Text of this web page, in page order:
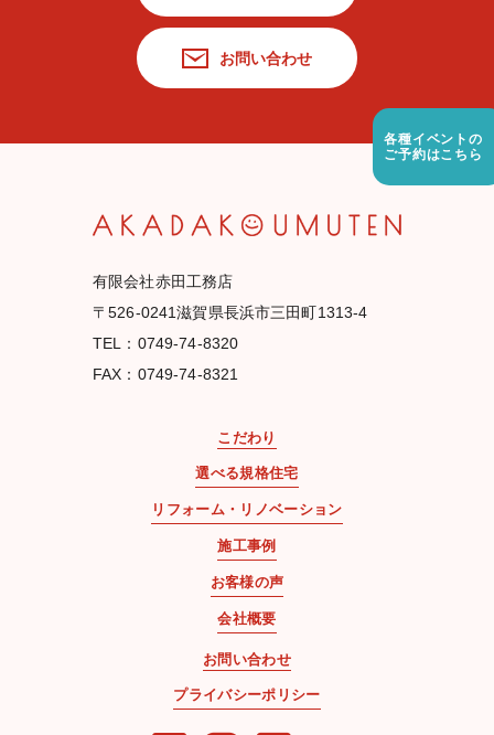
各種イベントの
ご予約はこちら
お問い合わせ
有限会社赤田工務店
〒526-0241滋賀県長浜市三田町1313-4
TEL：0749-74-8320
FAX：0749-74-8321
こだわり
選べる規格住宅
リフォーム・リノベーション
施工事例
お客様の声
会社概要
お問い合わせ
プライバシーポリシー